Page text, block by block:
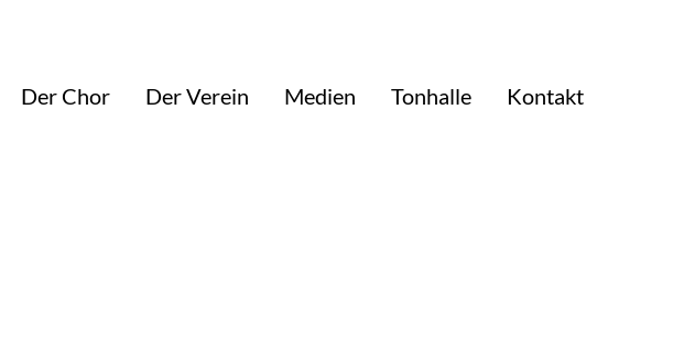
Der Chor Der Verein Medien Tonhalle
Kontakt